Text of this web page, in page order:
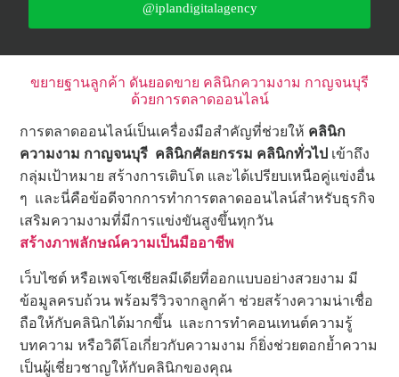
@iplandigitalagency
ขยายฐานลูกค้า ดันยอดขาย คลินิกความงาม กาญจนบุรี
ด้วยการตลาดออนไลน์
การตลาดออนไลน์เป็นเครื่องมือสำคัญที่ช่วยให้ คลินิก
ความงาม กาญจนบุรี คลินิกศัลยกรรม คลินิกทั่วไป เข้าถึง
กลุ่มเป้าหมาย สร้างการเติบโต และได้เปรียบเหนือคู่แข่งอื่น
ๆ และนี่คือข้อดีจากการทำการตลาดออนไลน์สำหรับธุรกิจ
เสริมความงามที่มีการแข่งขันสูงขึ้นทุกวัน
สร้างภาพลักษณ์ความเป็นมืออาชีพ
เว็บไซต์ หรือเพจโซเชียลมีเดียที่ออกแบบอย่างสวยงาม มี
ข้อมูลครบถ้วน พร้อมรีวิวจากลูกค้า ช่วยสร้างความน่าเชื่อ
ถือให้กับคลินิกได้มากขึ้น และการทำคอนเทนต์ความรู้
บทความ หรือวิดีโอเกี่ยวกับความงาม ก็ยิ่งช่วยตอกย้ำความ
เป็นผู้เชี่ยวชาญให้กับคลินิกของคุณ